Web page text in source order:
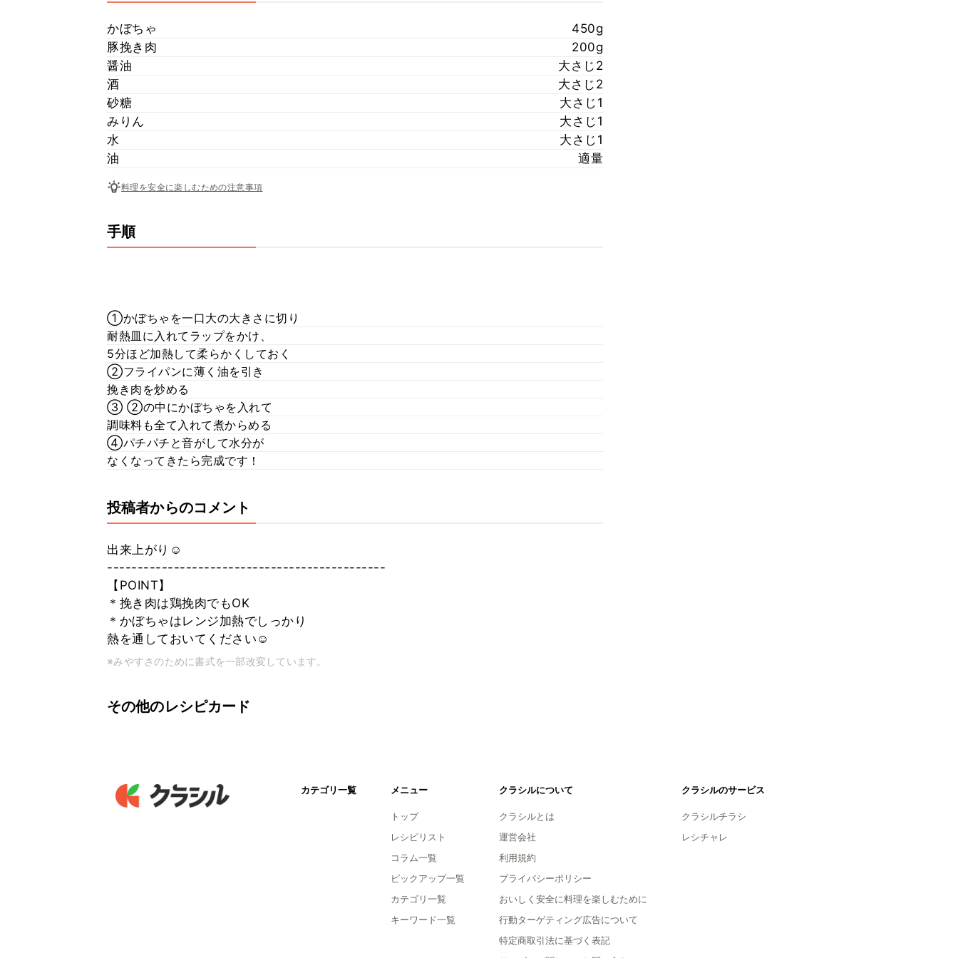
かぼちゃ
450g
豚挽き肉
200g
醤油
大さじ2
酒
大さじ2
砂糖
大さじ1
みりん
大さじ1
水
大さじ1
油
適量
料理を安全に楽しむための注意事項
手順
①かぼちゃを一口大の大きさに切り
耐熱皿に入れてラップをかけ、
5分ほど加熱して柔らかくしておく
②フライパンに薄く油を引き
挽き肉を炒める
③ ②の中にかぼちゃを入れて
調味料も全て入れて煮からめる
④パチパチと音がして水分が
なくなってきたら完成です！
投稿者からのコメント
出来上がり☺︎
----------------------------------------------
【POINT】
＊挽き肉は鶏挽肉でもOK
＊かぼちゃはレンジ加熱でしっかり
熱を通しておいてください☺︎
※みやすさのために書式を一部改変しています。
その他のレシピカード
カテゴリ一覧 メニュー
トップ
レシピリスト
コラム一覧
ピックアップ一覧
カテゴリ一覧
キーワード一覧
クラシルについて
クラシルとは
運営会社
利用規約
プライバシーポリシー
おいしく安全に料理を楽しむために
行動ターゲティング広告について
特定商取引法に基づく表記
クラシルのサービス
クラシルチラシ
レシチャレ